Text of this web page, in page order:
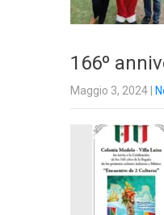
166º
Maggio 3, 2024